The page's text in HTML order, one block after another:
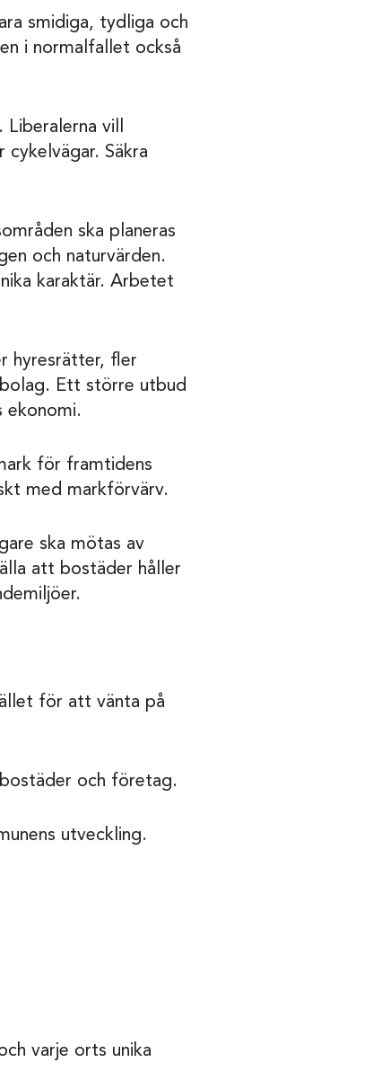
smidiga, tydliga och
i normalfallet också
Liberalerna vill
Säkra
ska planeras
och naturvärden.
karaktär. Arbetet
hyresrätter, fler
Ett större utbud
ekonomi.
för framtidens
med markförvärv.
ska mötas av
att bostäder håller
för att vänta på
och företag.
utveckling.
varje orts unika